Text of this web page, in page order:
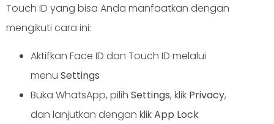
Touch ID yang bisa Anda manfaatkan dengan
mengikuti cara ini:
Aktifkan Face ID dan Touch ID melalui
menu Settings
Buka WhatsApp, pilih Settings, klik Privacy,
dan lanjutkan dengan klikApp Lock